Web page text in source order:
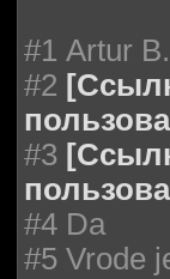
#1 Artur B.
#2
#3
#4 Da
#5 Vrode